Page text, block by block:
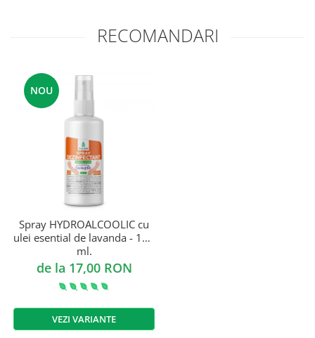
RECOMANDARI
NOU
Spray HYDROALCOOLIC cu
ulei esential de lavanda - 100
ml.
de la 17,00 RON
VEZI VARIANTE